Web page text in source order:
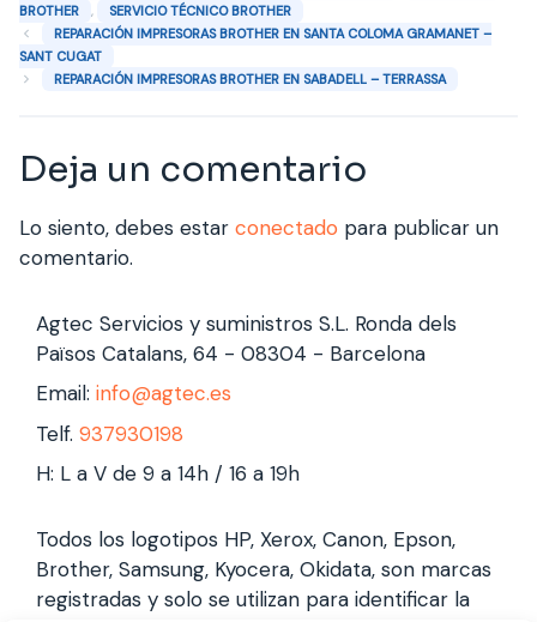
BROTHER
,
SERVICIO TÉCNICO BROTHER
REPARACIÓN IMPRESORAS BROTHER EN SANTA COLOMA GRAMANET –
SANT CUGAT
REPARACIÓN IMPRESORAS BROTHER EN SABADELL – TERRASSA
Deja un comentario
Lo siento, debes estar conectado para publicar un
comentario.
Agtec Servicios y suministros S.L. Ronda dels
Països Catalans, 64 - 08304 - Barcelona
Email: info@agtec.es
Telf. 937930198
H: L a V de 9 a 14h / 16 a 19h
Todos los logotipos HP, Xerox, Canon, Epson,
Brother, Samsung, Kyocera, Okidata, son marcas
registradas y solo se utilizan para identificar la